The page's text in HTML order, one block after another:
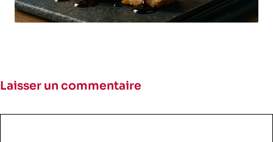
Laisser un commentaire